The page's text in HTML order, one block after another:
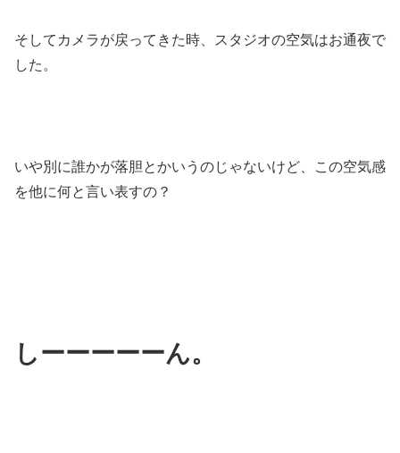
そしてカメラが戻ってきた時、スタジオの空気はお通夜で
した。
いや別に誰かが落胆とかいうのじゃないけど、この空気感
を他に何と言い表すの？
しーーーーーん。